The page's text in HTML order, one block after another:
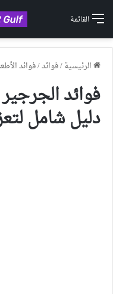
القائمة
الرئيسية/فوائد/فوائد
فوائد
دليل شامل